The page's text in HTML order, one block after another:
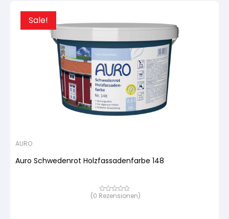
Sale!
AURO
Auro Schwedenrot Holzfassadenfarbe 148
Bewertet
(0 Rezensionen)